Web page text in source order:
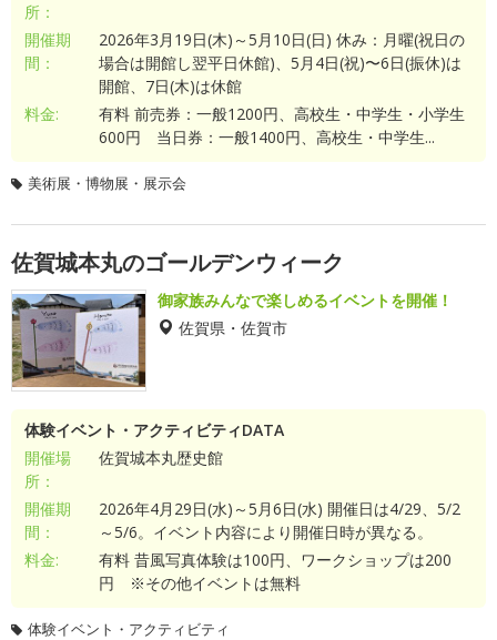
所：
開催期
間：
2026年3月19日(木)～5月10日(日) 休み：月曜(祝日の
場合は開館し翌平日休館)、5月4日(祝)〜6日(振休)は
開館、7日(木)は休館
料金:
有料 前売券：一般1200円、高校生・中学生・小学生
600円 当日券：一般1400円、高校生・中学生...
美術展・博物展・展示会
佐賀城本丸のゴールデンウィーク
御家族みんなで楽しめるイベントを開催！
佐賀県・佐賀市
体験イベント・アクティビティDATA
開催場
所：
佐賀城本丸歴史館
開催期
間：
2026年4月29日(水)～5月6日(水) 開催日は4/29、5/2
～5/6。イベント内容により開催日時が異なる。
料金:
有料 昔風写真体験は100円、ワークショップは200
円 ※その他イベントは無料
体験イベント・アクティビティ